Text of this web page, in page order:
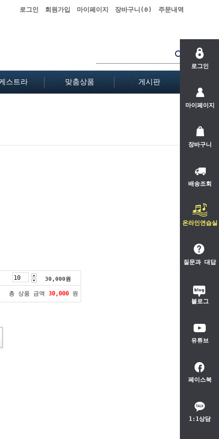
로그인
마이페이지
장바구니
배송조회
온라인연습실
질문과 대답
블로그
유튜브
페이스북
1:1상담
로그인 회원가입 마이페이지 장바구니(0 ) 주문내역
스트라 맞춤상품 게시판
30,000원
총 상품 금액 30,000 원